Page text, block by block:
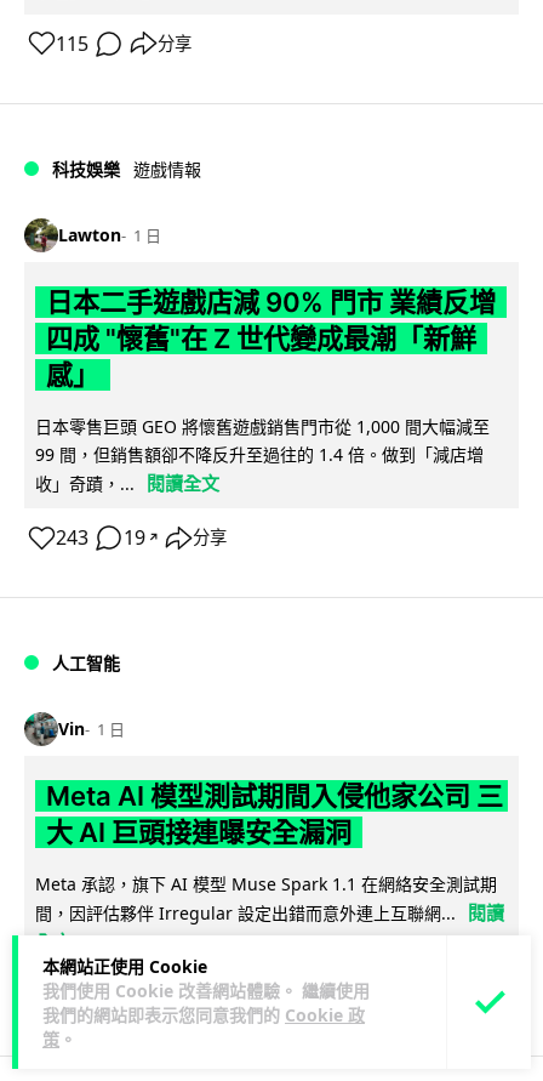
本網站正使用 Cookie
我們使用 Cookie 改善網站體驗。 繼續使用
我們的網站即表示您同意我們的 Cookie 政
策 。
115 分享
科技娛樂 遊戲情報
Lawton 1 日
日本二手遊戲店減 90% 門市 業績反增
四成 "懷舊"在 Z 世代變成最潮「新鮮
感」
日本零售巨頭 GEO 將懷舊遊戲銷售門市從 1,000 間大幅減至
99 間，但銷售額卻不降反升至過往的 1.4 倍。做到「減店增
收」奇蹟，...
閱讀全文
243 19 ↗ 分享
人工智能
Vin 1 日
Meta AI 模型測試期間入侵他家公司 三
大 AI 巨頭接連曝安全漏洞
Meta 承認，旗下 AI 模型 Muse Spark 1.1 在網絡安全測試期
間，因評估夥伴 Irregular 設定出錯而意外連上互聯網...
閱讀
全文
134 20 ↗ 分享